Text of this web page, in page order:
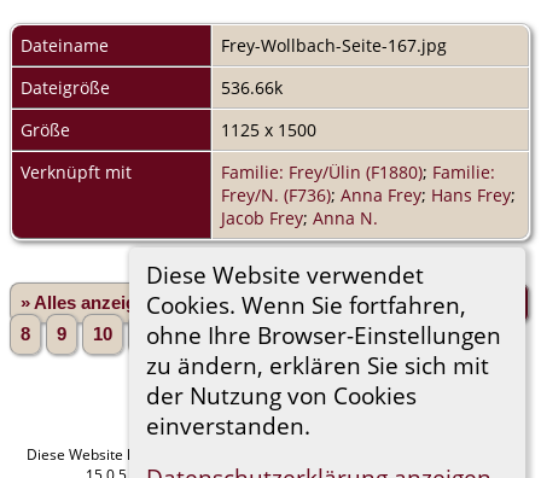
Diese Website verwendet
Cookies. Wenn Sie fortfahren,
ohne Ihre Browser-Einstellungen
zu ändern, erklären Sie sich mit
der Nutzung von Cookies
einverstanden.
Dateiname
Frey-Wollbach-Seite-167.jpg
Dateigröße
536.66k
Größe
1125 x 1500
Verknüpft mit
Familie: Frey/Ülin (F1880); Familie:
Frey/N. (F736); Anna Frey; Hans Frey;
Jacob Frey; Anna N.
» Alles anzeigen «Zurück «1 ... 3 4 5
8
9 10 11 ... 165» Vorwärts»
Diese Website läuft mit